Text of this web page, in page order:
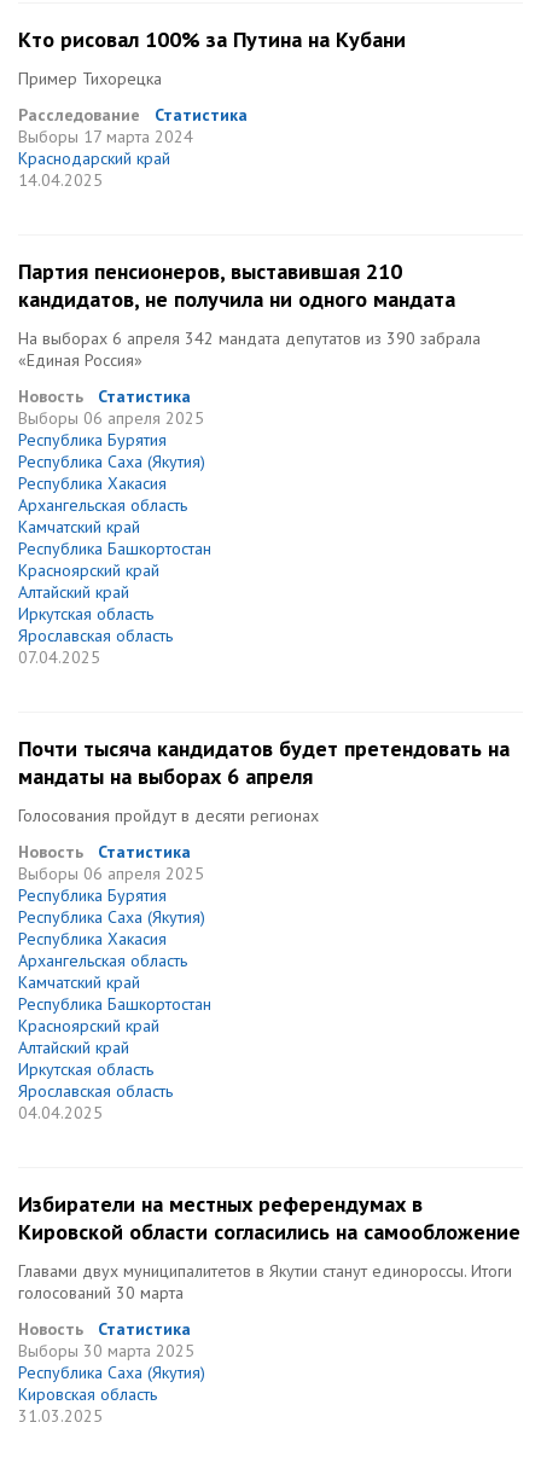
Кто рисовал 100% за Путина на Кубани
Пример Тихорецка
Расследование
Статистика
Выборы 17 марта 2024
Краснодарский край
14.04.2025
Партия пенсионеров, выставившая 210
кандидатов, не получила ни одного мандата
На выборах 6 апреля 342 мандата депутатов из 390 забрала
«Единая Россия»
Новость
Статистика
Выборы 06 апреля 2025
Республика Бурятия
Республика Саха (Якутия)
Республика Хакасия
Архангельская область
Камчатский край
Республика Башкортостан
Красноярский край
Алтайский край
Иркутская область
Ярославская область
07.04.2025
Почти тысяча кандидатов будет претендовать на
мандаты на выборах 6 апреля
Голосования пройдут в десяти регионах
Новость
Статистика
Выборы 06 апреля 2025
Республика Бурятия
Республика Саха (Якутия)
Республика Хакасия
Архангельская область
Камчатский край
Республика Башкортостан
Красноярский край
Алтайский край
Иркутская область
Ярославская область
04.04.2025
Избиратели на местных референдумах в
Кировской области согласились на самообложение
Главами двух муниципалитетов в Якутии станут единороссы. Итоги
голосований 30 марта
Новость
Статистика
Выборы 30 марта 2025
Республика Саха (Якутия)
Кировская область
31.03.2025